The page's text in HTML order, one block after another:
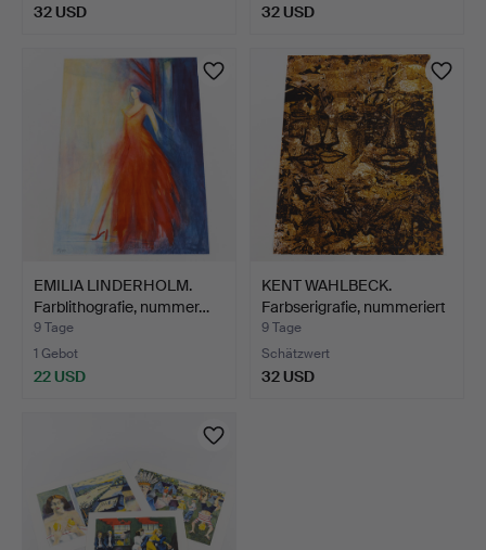
32 USD 32 USD
EMILIA LINDERHOLM.
Farblithografie, nummer…
9 Tage
1 Gebot
22 USD
KENT WAHLBECK.
Farbserigrafie, nummeriert
…
9 Tage
Schätzwert
32 USD